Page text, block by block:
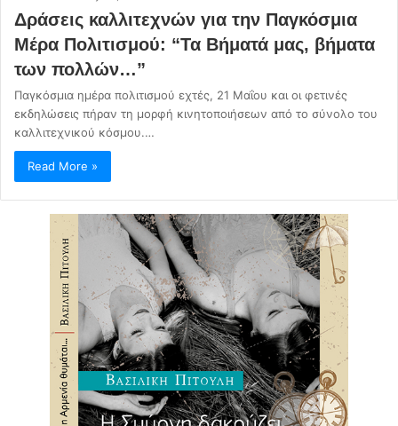
Δράσεις καλλιτεχνών για την Παγκόσμια
Μέρα Πολιτισμού: “Τα Βήματά μας, βήματα
των πολλών…”
Παγκόσμια ημέρα πολιτισμού εχτές, 21 Μαΐου και οι φετινές
εκδηλώσεις πήραν τη μορφή κινητοποιήσεων από το σύνολο του
καλλιτεχνικού κόσμου.…
Read More »